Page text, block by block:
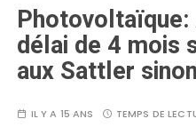
délai de 4 mois
aux Sattler
IL Y A 15 ANS TEMPS DE